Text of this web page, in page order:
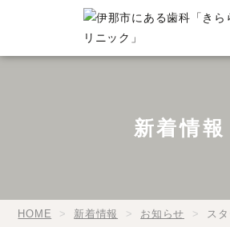
新着情報
HOME 新着情報 お知らせ
ス